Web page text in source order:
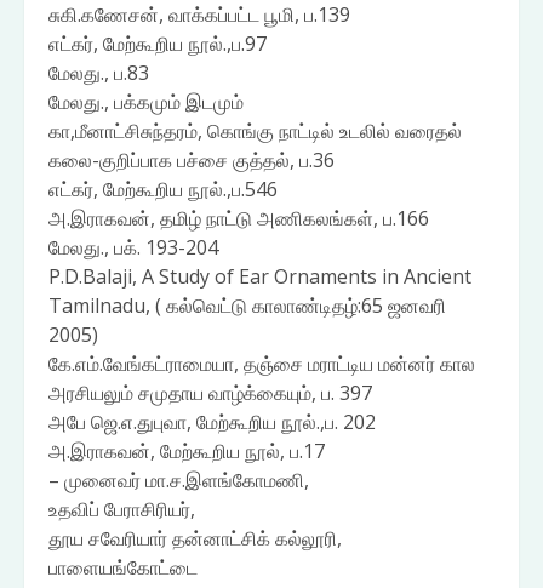
சுகி.கணேசன், வாக்கப்பட்ட பூமி, ப.139
எட்கர், மேற்கூறிய நூல்.,ப.97
மேலது., ப.83
மேலது., பக்கமும் இடமும்
கா,மீனாட்சிசுந்தரம், கொங்கு நாட்டில் உடலில் வரைதல்
கலை-குறிப்பாக பச்சை குத்தல், ப.36
எட்கர், மேற்கூறிய நூல்.,ப.546
அ.இராகவன், தமிழ் நாட்டு அணிகலங்கள், ப.166
மேலது., பக். 193-204
P.D.Balaji, A Study of Ear Ornaments in Ancient
Tamilnadu, ( கல்வெட்டு காலாண்டிதழ்:65 ஜனவரி
2005)
கே.எம்.வேங்கட்ராமையா, தஞ்சை மராட்டிய மன்னர் கால
அரசியலும் சமுதாய வாழ்க்கையும், ப. 397
அபே ஜெ.எ.துபுவா, மேற்கூறிய நூல்.,ப. 202
அ.இராகவன், மேற்கூறிய நூல், ப.17
– முனைவர் மா.ச.இளங்கோமணி,
உதவிப் பேராசிரியர்,
தூய சவேரியார் தன்னாட்சிக் கல்லூரி,
பாளையங்கோட்டை